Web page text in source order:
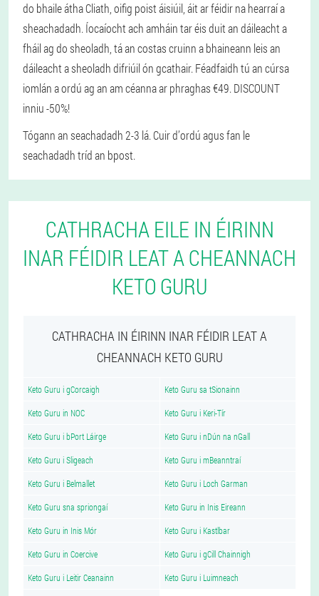
do bhaile átha Cliath, oifig poist áisiúil, áit ar féidir na hearraí a
sheachadadh. Íocaíocht ach amháin tar éis duit an dáileacht a
fháil ag do sheoladh, tá an costas cruinn a bhaineann leis an
dáileacht a sheoladh difriúil ón gcathair. Féadfaidh tú an cúrsa
iomlán a ordú ag an am céanna ar phraghas €49. DISCOUNT
inniu -50%!
Tógann an seachadadh 2-3 lá. Cuir d’ordú agus fan le
seachadadh tríd an bpost.
CATHRACHA EILE IN ÉIRINN
INAR FÉIDIR LEAT A CHEANNACH
KETO GURU
CATHRACHA IN ÉIRINN INAR FÉIDIR LEAT A
CHEANNACH KETO GURU
Keto Guru i gCorcaigh Keto Guru sa tSionainn
Keto Guru in NOC Keto Guru i Keri-Tír
Keto Guru i bPort Láirge Keto Guru i nDún na nGall
Keto Guru i Sligeach Keto Guru i mBeanntraí
Keto Guru i Belmallet Keto Guru i Loch Garman
Keto Guru sna spriongaí Keto Guru in Inis Eireann
Keto Guru in Inis Mór Keto Guru i Kastlbar
Keto Guru in Coercive Keto Guru i gCill Chainnigh
Keto Guru i Leitir Ceanainn Keto Guru i Luimneach